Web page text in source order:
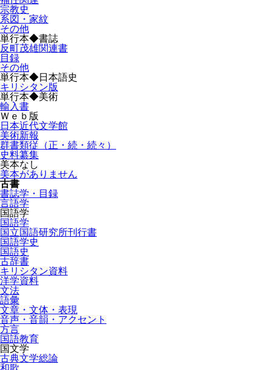
宗教史
系図・家紋
その他
単行本◆書誌
反町茂雄関連書
目録
その他
単行本◆日本語史
キリシタン版
単行本◆美術
輸入書
Ｗｅｂ版
日本近代文学館
美術新報
群書類従（正・続・続々）
史料纂集
美本なし
美本がありません
古書
書誌学・目録
言語学
国語学
国語学
国立国語研究所刊行書
国語学史
国語史
古辞書
キリシタン資料
洋学資料
文法
語彙
文章・文体・表現
音声・音韻・アクセント
方言
国語教育
国文学
古典文学総論
和歌